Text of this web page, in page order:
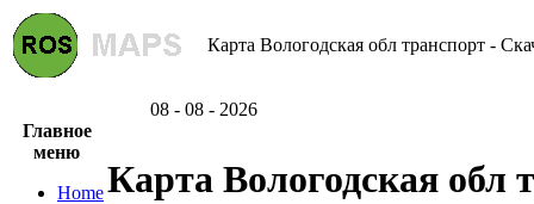
Карта Вологодская обл транспорт -
08 - 08 - 2026
Главное
меню
HomeКарта Вологодская обл